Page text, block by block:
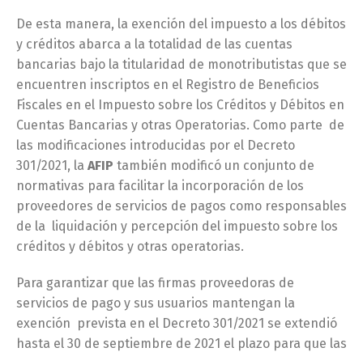
De esta manera, la exención del impuesto a los débitos
y créditos abarca a la totalidad de las cuentas
bancarias bajo la titularidad de monotributistas que se
encuentren inscriptos en el Registro de Beneficios
Fiscales en el Impuesto sobre los Créditos y Débitos en
Cuentas Bancarias y otras Operatorias. Como parte de
las modificaciones introducidas por el Decreto
301/2021, la AFIP también modificó un conjunto de
normativas para facilitar la incorporación de los
proveedores de servicios de pagos como responsables
de la liquidación y percepción del impuesto sobre los
créditos y débitos y otras operatorias.
Para garantizar que las firmas proveedoras de
servicios de pago y sus usuarios mantengan la
exención prevista en el Decreto 301/2021 se extendió
hasta el 30 de septiembre de 2021 el plazo para que las